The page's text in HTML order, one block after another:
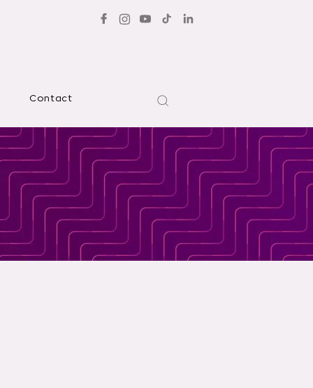
Contact